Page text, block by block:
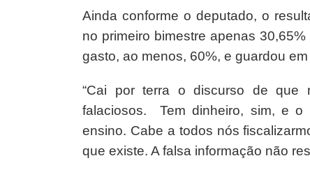
Ainda conforme o deputado, o
no primeiro bimestre apenas
gasto, ao menos, 60%, e guardou
“Cai por terra o discurso de que
falaciosos. Tem dinheiro, sim, e o
ensino. Cabe a todos nós
que existe. A falsa informação não